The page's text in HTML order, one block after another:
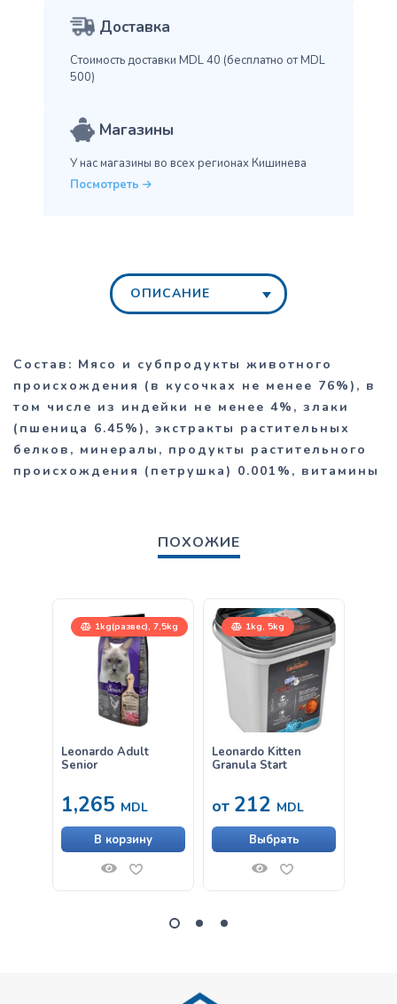
Доставка
Стоимость доставки MDL 40 (бесплатно от MDL
500)
Магазины
У нас магазины во всех регионах Кишинева
Посмотреть
ОПИСАНИЕ
Состав: Мясо и субпродукты животного
происхождения (в кусочках не менее 76%), в
том числе из индейки не менее 4%, злаки
(пшеница 6.45%), экстракты растительных
белков, минералы, продукты растительного
происхождения (петрушка) 0.001%, витамины
ПОХОЖИЕ
1kg(развес), 7,5kg
Leonardo Adult
Senior
1,265 MDL
В корзину
1kg, 5kg
Leonardo Kitten
Granula Start
от 212 MDL
Выбрать